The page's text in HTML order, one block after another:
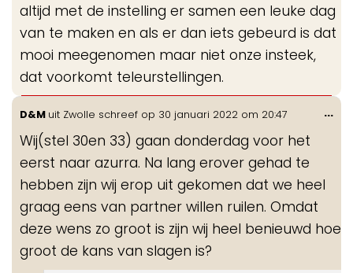
altijd met de instelling er samen een leuke dag
van te maken en als er dan iets gebeurd is dat
mooi meegenomen maar niet onze insteek,
dat voorkomt teleurstellingen.
D&M uit Zwolle schreef op 30 januari 2022 om 20:47
Wij(stel 30en 33) gaan donderdag voor het
eerst naar azurra. Na lang erover gehad te
hebben zijn wij erop uit gekomen dat we heel
graag eens van partner willen ruilen. Omdat
deze wens zo groot is zijn wij heel benieuwd hoe
groot de kans van slagen is?
...